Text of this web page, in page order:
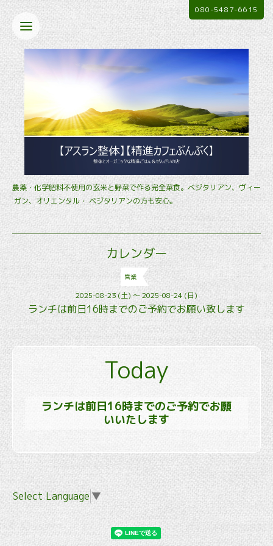
農薬・化学肥料不使用の玄米と野菜で作る完全菜食。ベジタリアン、ヴィー
ガン、オリエンタル・ ベジタリアンの方も安心。
080-5487-6615
カレンダー
営業
2025-08-23 (土) ～ 2025-08-24 (日)
ランチは前日16時までのご予約でお願い致します
Today
ランチは前日16時までのご予約でお願
いいたします
Select Language ▼